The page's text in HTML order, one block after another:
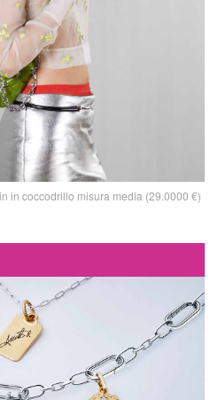
in coccodrillo misura media (29.0000 €)